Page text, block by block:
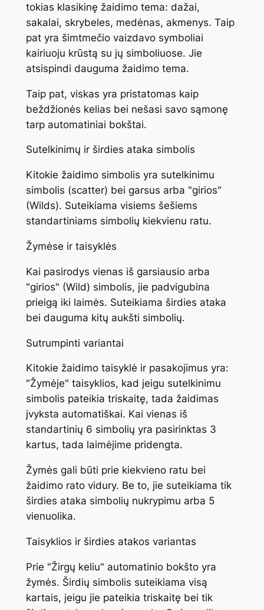
tokias klasikinę žaidimo tema: dažai,
sakalai, skrybeles, medėnas, akmenys. Taip
pat yra šimtmečio vaizdavo symboliai
kairiuoju krūstą su jų simboliuose. Jie
atsispindi dauguma žaidimo tema.
Taip pat, viskas yra pristatomas kaip
beždžionės kelias bei nešasi savo sąmonę
tarp automatiniai bokštai.
Sutelkinimų ir širdies ataka simbolis
Kitokie žaidimo simbolis yra sutelkinimu
simbolis (scatter) bei garsus arba "girios"
(Wilds). Suteikiama visiems šešiems
standartiniams simbolių kiekvienu ratu.
Žymėse ir taisyklės
Kai pasirodys vienas iš garsiausio arba
"girios" (Wild) simbolis, jie padvigubina
prieigą iki laimės. Suteikiama širdies ataka
bei dauguma kitų aukšti simbolių.
Sutrumpinti variantai
Kitokie žaidimo taisyklė ir pasakojimus yra:
"Žymėje" taisyklios, kad jeigu sutelkinimu
simbolis pateikia triskaitę, tada žaidimas
įvyksta automatiškai. Kai vienas iš
standartinių 6 simbolių yra pasirinktas 3
kartus, tada laimėjime pridengta.
Žymės gali būti prie kiekvieno ratu bei
žaidimo rato vidury. Be to, jie suteikiama tik
širdies ataka simbolių nukrypimu arba 5
vienuolika.
Taisyklios ir širdies atakos variantas
Prie "Žirgų keliu" automatinio bokšto yra
žymės. Širdių simbolis suteikiama visą
kartais, jeigu jie pateikia triskaitę bei tik